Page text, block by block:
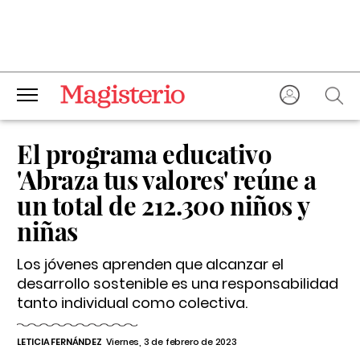
El programa educativo
'Abraza tus valores' reúne a
un total de 212.300 niños y
niñas
Los jóvenes aprenden que alcanzar el
desarrollo sostenible es una responsabilidad
tanto individual como colectiva.
LETICIA FERNÁNDEZ Viernes, 3 de febrero de 2023